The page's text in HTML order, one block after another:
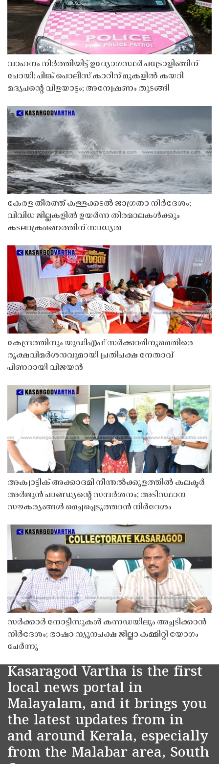
വാഹനം നിർത്തിയിട്ട് ഉദ്യോഗസ്ഥർ പട്രോളിങ്ങിന്
പോയി; പിങ്ക് പൊലീസ് കാറിന് മുകളിൽ കയറി
മദ്യപൻ്റെ വിളയാട്ടം; അന്വേഷണം തുടങ്ങി
കേരള തീരത്ത് കള്ളക്കടൽ ജാഗ്രതാ നിർദേശം;
വിവിധ ജില്ലകളിൽ ഉയർന്ന തിരമാലകൾക്കും
കടലാക്രമണത്തിന് സാധ്യത
കേന്ദ്രത്തിനും യുഡിഎഫ് സർക്കാരിനുമെതിരെ
രൂക്ഷവിമർശനവുമായി പ്രതിപക്ഷ നേതാവ്
പിണറായി വിജയൻ
അക്വാട്ടിക് അക്കാദമി നീന്തൽക്കുളത്തിൽ കലക്ടർ
അർജുൻ പാണ്ഡ്യൻ്റെ സന്ദർശനം; അടിസ്ഥാന
സൗകര്യങ്ങൾ മെച്ചപ്പെടുത്താൻ നിർദേശം
സർക്കാർ നോട്ടീസുകൾ കന്നഡയിലും അച്ചടിക്കാൻ
നിർദേശം; ഭാഷാ ന്യൂനപക്ഷ ജില്ലാ കമ്മിറ്റി യോഗം
ചേർന്നു
Kasaragod Vartha is the first
local news portal in
Malayalam, and it brings you
the latest updates from in
and around Kerala, especially
from the Malabar area, South